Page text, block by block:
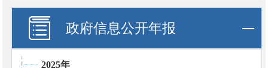
政府信息公开年报
2025年